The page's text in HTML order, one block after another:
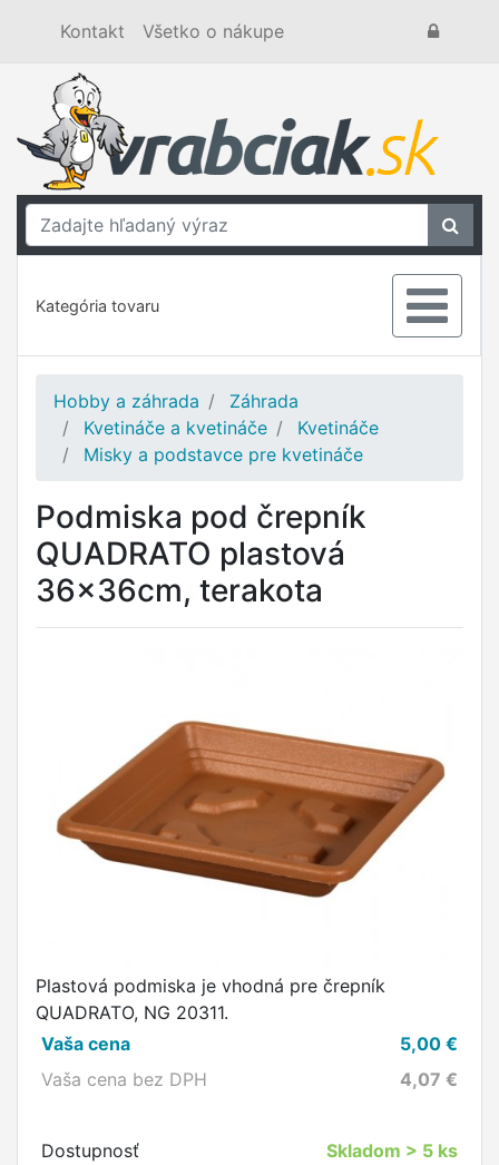
Kontakt Všetko o nákupe
Kategória tovaru
Hobby a záhrada
Záhrada
Kvetináče a kvetináče
Kvetináče
Misky a podstavce pre kvetináče
Podmiska pod črepník
QUADRATO plastová
36x36cm, terakota
Plastová podmiska je vhodná pre črepník
QUADRATO, NG 20311.
Vaša cena
5,00 €
Vaša cena bez DPH
4,07 €
Dostupnosť Skladom > 5 ks